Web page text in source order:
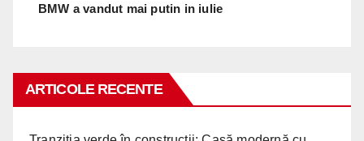
BMW a vandut mai putin in iulie
ARTICOLE RECENTE